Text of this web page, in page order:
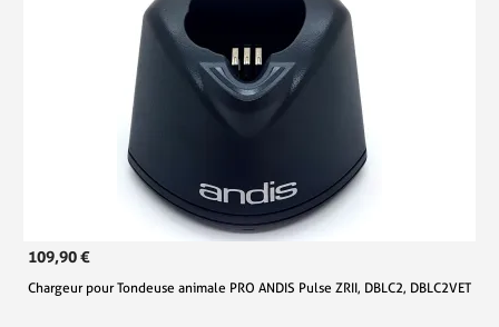
109,90 €
Chargeur pour Tondeuse animale PRO ANDIS Pulse ZRII, DBLC2, DBLC2VET